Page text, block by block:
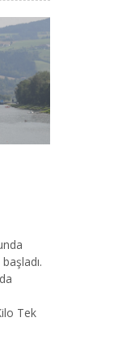
Tek